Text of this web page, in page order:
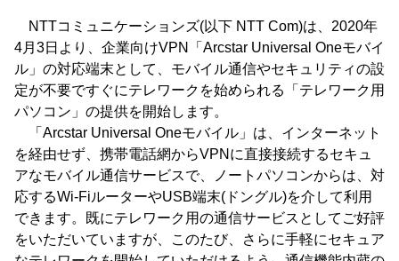
NTTコミュニケーションズ(以下 NTT Com)は、2020年
4月3日より、企業向けVPN「Arcstar Universal Oneモバイ
ル」の対応端末として、モバイル通信やセキュリティの設
定が不要ですぐにテレワークを始められる「テレワーク用
パソコン」の提供を開始します。
「Arcstar Universal Oneモバイル」は、インターネット
を経由せず、携帯電話網からVPNに直接接続するセキュ
アなモバイル通信サービスで、ノートパソコンからは、対
応するWi-FiルーターやUSB端末(ドングル)を介して利用
できます。既にテレワーク用の通信サービスとしてご好評
をいただいていますが、このたび、さらに手軽にセキュア